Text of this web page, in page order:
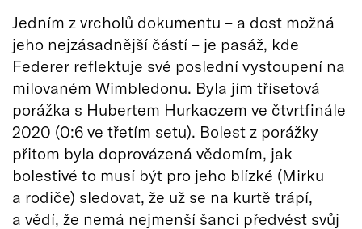
Jedním z vrcholů dokumentu – a dost možná
jeho nejzásadnější částí – je pasáž, kde
Federer reflektuje své poslední vystoupení na
milovaném Wimbledonu. Byla jím třísetová
porážka s Hubertem Hurkaczem ve čtvrtfinále
2020 (0:6 ve třetím setu). Bolest z porážky
přitom byla doprovázená vědomím, jak
bolestivé to musí být pro jeho blízké (Mirku
a rodiče) sledovat, že už se na kurtě trápí,
a vědí, že nemá nejmenší šanci předvést svůj